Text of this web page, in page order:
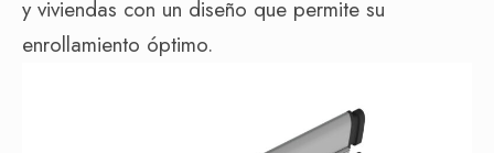
y viviendas con un diseño que permite su
enrollamiento óptimo.